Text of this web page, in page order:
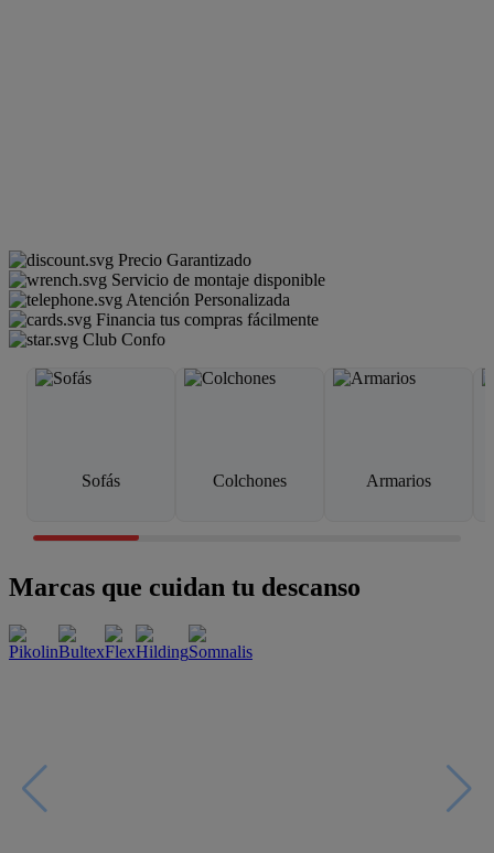
Precio Garantizado
Servicio de montaje disponible
Atención Personalizada
Financia tus compras fácilmente
Club Confo
Sofás Colchones Armarios
Marcas que cuidan tu descanso
Esenciales con estilo